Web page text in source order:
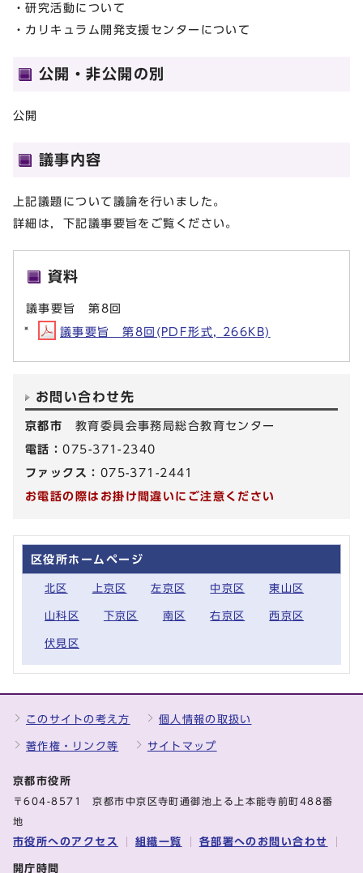
・研究活動について
・カリキュラム開発支援センターについて
公開・非公開の別
公開
議事内容
上記議題について議論を行いました。
詳細は，下記議事要旨をご覧ください。
資料
議事要旨 第8回
議事要旨 第8回(PDF形式, 266KB)
お問い合わせ先
京都市 教育委員会事務局総合教育センター
電話：075-371-2340
ファックス： 075-371-2441
お電話の際はお掛け間違いにご注意ください
区役所ホームページ
北区 上京区 左京区 中京区 東山区
山科区 下京区 南区 右京区 西京区
伏見区
このサイトの考え方 個人情報の取扱い
著作権・リンク等 サイトマップ
京都市役所
〒604-8571 京都市中京区寺町通御池上る上本能寺前町488番
地
市役所へのアクセス 組織一覧 各部署へのお問い合わせ
開庁時間